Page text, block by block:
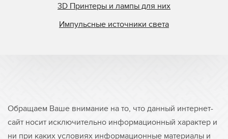
3D Принтеры и лампы для них
Импульсные источники света
Обращаем Ваше внимание на то, что данный интернет-
сайт носит исключительно информационный характер и
ни при каких условиях информационные материалы и